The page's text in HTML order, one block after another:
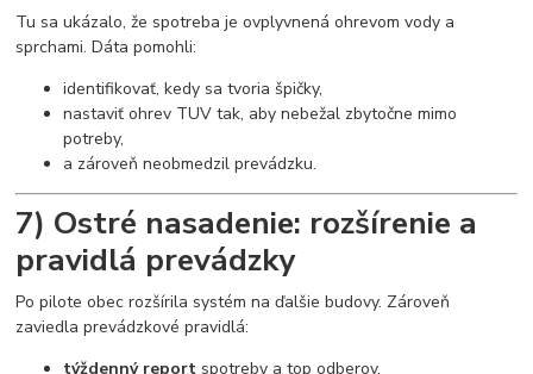
Tu sa ukázalo, že spotreba je ovplyvnená ohrevom vody a
sprchami. Dáta pomohli:
identifikovať, kedy sa tvoria špičky,
nastaviť ohrev TUV tak, aby nebežal zbytočne mimo
potreby,
a zároveň neobmedzil prevádzku.
7) Ostré nasadenie: rozšírenie a
pravidlá prevádzky
Po pilote obec rozšírila systém na ďalšie budovy. Zároveň
zaviedla prevádzkové pravidlá:
týždenný report spotreby a top odberov,